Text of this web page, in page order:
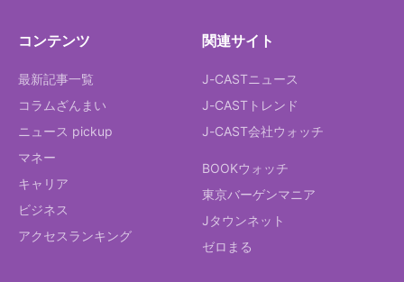
コンテンツ
最新記事一覧
コラムざんまい
ニュース pickup
マネー
キャリア
ビジネス
アクセスランキング
関連サイト
J-CASTニュース
J-CASTトレンド
J-CAST会社ウォッチ
BOOKウォッチ
東京バーゲンマニア
Jタウンネット
ゼロまる